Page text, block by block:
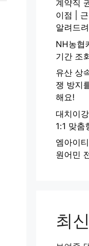
계약직
이점 |
알려드
NH농협
기간 조
유산 상
쟁 방지
해요!
대치이
1:1 맞춤
엠아이
원어민
최